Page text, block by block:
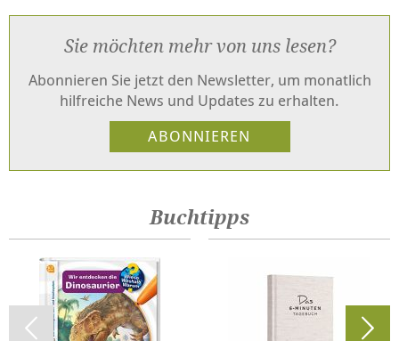
Sie möchten mehr von uns lesen?
Abonnieren Sie jetzt den Newsletter, um monatlich
hilfreiche News und Updates zu erhalten.
Buchtipps